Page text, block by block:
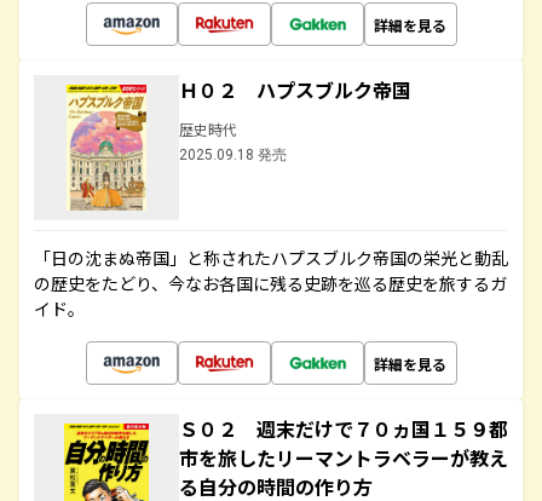
詳細を見る
Ｈ０２ ハプスブルク帝国
歴史時代
2025.09.18 発売
「日の沈まぬ帝国」と称されたハプスブルク帝国の栄光と動乱
の歴史をたどり、今なお各国に残る史跡を巡る歴史を旅するガ
イド。
詳細を見る
Ｓ０２ 週末だけで７０ヵ国１５９都
市を旅したリーマントラベラーが教え
る自分の時間の作り方